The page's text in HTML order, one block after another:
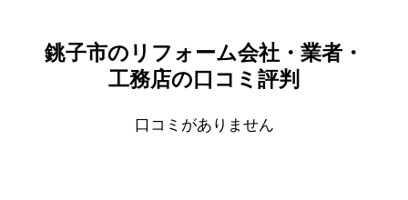
銚子市のリフォーム会社・業者・
工務店の口コミ評判
口コミがありません